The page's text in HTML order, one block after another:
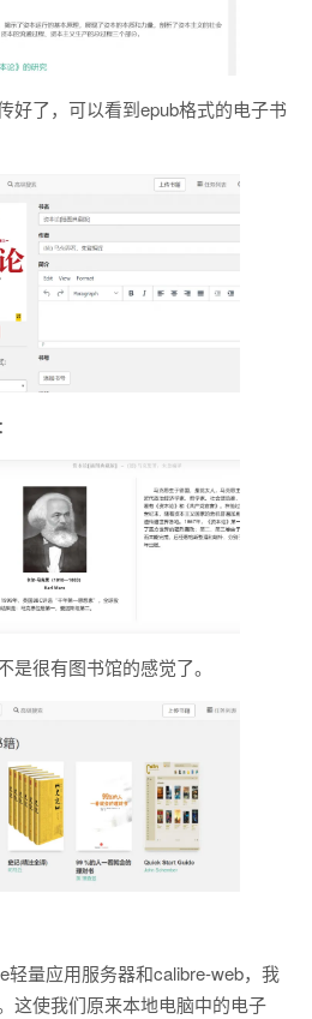
好了，可以看到epub格式的电子书
是很有图书馆的感觉了。
轻量应用服务器和calibre-web，我
这使我们原来本地电脑中的电子